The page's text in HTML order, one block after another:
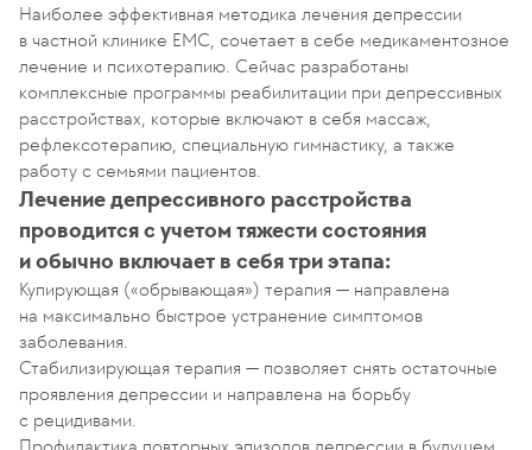
Наиболее эффективная методика лечения депрессии
в частной клинике ЕМС, сочетает в себе медикаментозное
лечение и психотерапию. Сейчас разработаны
комплексные программы реабилитации при депрессивных
расстройствах, которые включают в себя массаж,
рефлексотерапию, специальную гимнастику, а также
работу с семьями пациентов.
Лечение депрессивного расстройства
проводится с учетом тяжести состояния
и обычно включает в себя три этапа:
Купирующая («обрывающая») терапия — направлена
на максимально быстрое устранение симптомов
заболевания.
Стабилизирующая терапия — позволяет снять остаточные
проявления депрессии и направлена на борьбу
с рецидивами.